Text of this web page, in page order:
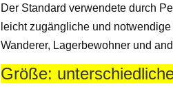
Der Standard verwendete durch
leicht zugängliche und
Wanderer, Lagerbewohner und
Größe: